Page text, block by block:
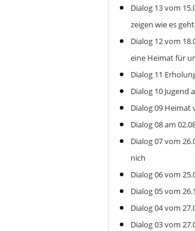
Dialog 13 vom
zeigen wie es geht
Dialog 12 vom
eine Heimat für
Dialog 11
Dialog 10 Jugend
Dialog 09 Heimat
Dialog 08 am
Dialog 07 vom
nich
Dialog 06 vom
Dialog 05 vom
Dialog 04 vom
Dialog 03 vom